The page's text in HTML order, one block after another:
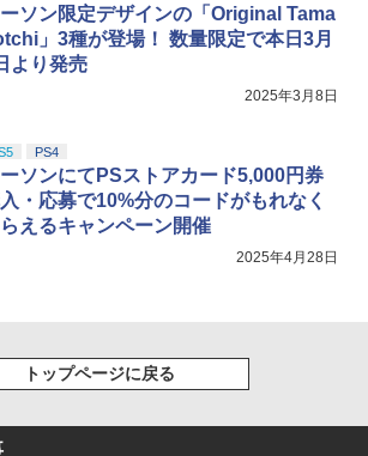
ーソン限定デザインの「Original Tama
」3種が登場！ 数量限定で本日3月
より発売
2025年3月8日
PS4
ーソンにてPSストアカード5,000円券
・応募で10%分のコードがもれなく
えるキャンペーン開催
2025年4月28日
トップページに戻る